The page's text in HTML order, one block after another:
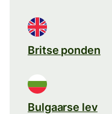
Britse ponden
Bulgaarse lev